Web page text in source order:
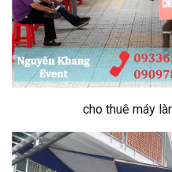
cho thuê máy